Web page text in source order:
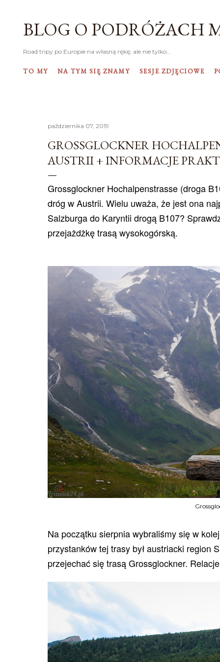
BLOG O PODRÓŻACH
Road tripy po Europie na własną rękę, ale nie tylko...
TO MY NA TYM SIĘ ZNAMY SESJE ZDJĘCIOWE
października 07, 2019
GROSSGLOCKNER
AUSTRII + INFORMACJE
Grossglockner Hochalpenstrasse (droga
dróg w Austrii. Wielu uważa, że jest ona
Salzburga do Karyntii drogą B107?
przejażdżkę trasą wysokogórską.
Na początku sierpnia wybraliśmy się w
przystanków tej trasy był austriacki region
przejechać się trasą Grossglockner.